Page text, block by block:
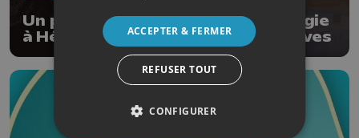
Un projet de communauté d'énergie
à Héron, Burdinne, Wanze et Braives
ACCEPTER & FERMER
REFUSER TOUT
CONFIGURER